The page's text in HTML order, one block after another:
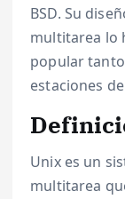
BSD. Su
multitarea lo
popular
estaciones
Unix es un
multitarea